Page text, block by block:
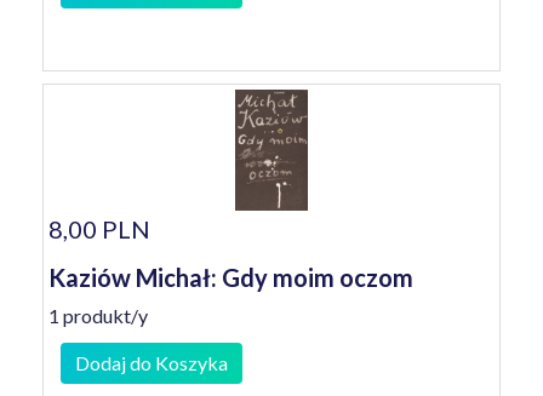
8,00 PLN
Kaziów Michał: Gdy moim oczom
1 produkt/y
Dodaj do Koszyka